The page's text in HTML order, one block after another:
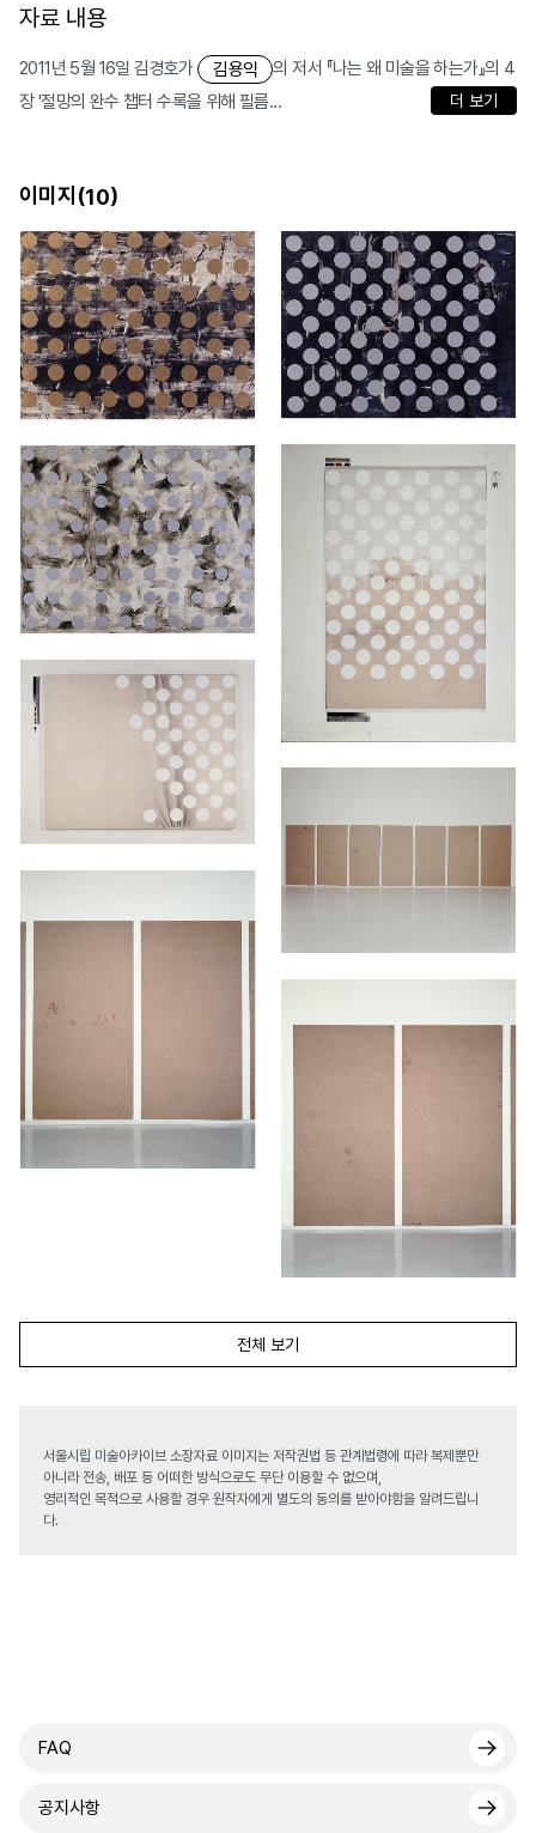
자료 내용
2011년 5월 16일 김경호가 김용익
의 저서 『나는 왜 미술을 하는가』의 4
장 '절망의 완수 챕터 수록을 위해 필름...
더 보기
이미지(10)
전체 보기
서울시립 미술아카이브 소장자료 이미지는 저작권법 등 관계법령에 따라 복제뿐만
아니라 전송, 배포 등 어떠한 방식으로도 무단 이용할 수 없으며,
영리적인 목적으로 사용할 경우 원작자에게 별도의 동의를 받아야함을 알려드립니
다.
FAQ
공지사항